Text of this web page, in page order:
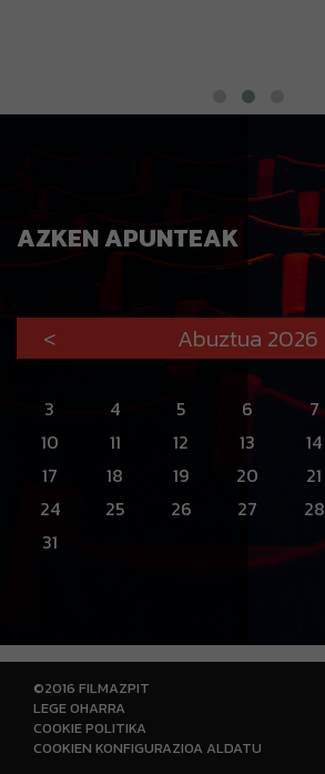
AZKEN APUNTEAK
< Abuztua 2026
3
4 5 6 7
10
11 12 13 14
17
18 19 20 21
24
25 26 27 28
31
©2016 FILMAZPIT
LEGE OHARRA
COOKIE POLITIKA
COOKIEN KONFIGURAZIOA ALDATU